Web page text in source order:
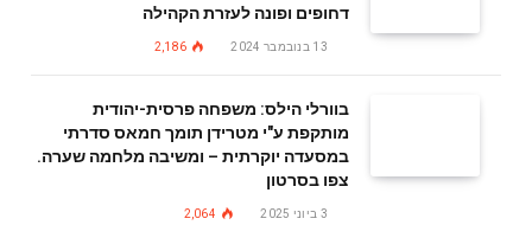
דחופים ופונה לעזרת הקהילה
13 בנובמבר 2024 2,186
בוורלי הילס: משפחה פרסית-יהודית
מותקפת ע"י מטרידן תומך חמאס סדרתי
במסעדה יוקרתית – ומשיבה מלחמה שערה.
צפו בסרטון
3 ביוני 2025 2,064